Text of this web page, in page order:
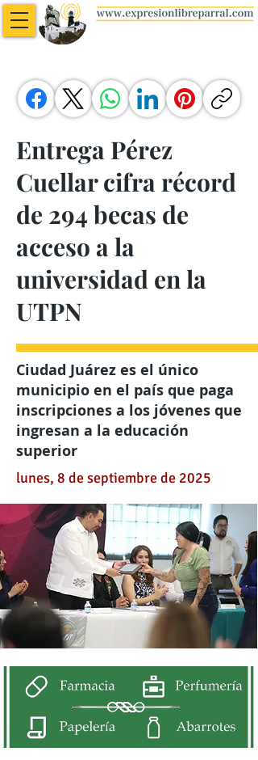
Entrega Pérez
Cuellar cifra récord
de 294 becas de
acceso a la
universidad en la
UTPN
Ciudad Juárez es el único
municipio en el país que paga
inscripciones a los jóvenes que
ingresan a la educación
superior
lunes, 8 de septiembre de 2025